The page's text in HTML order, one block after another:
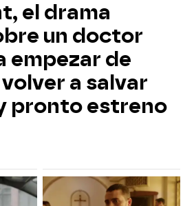
el drama
un doctor
empezar de
a salvar
pronto estreno